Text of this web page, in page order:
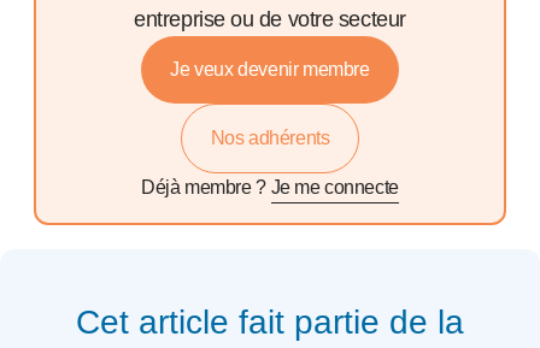
entreprise ou de votre secteur
Je veux devenir membre
Nos adhérents
Déjà membre ? Je me connecte
Cet article fait partie de la